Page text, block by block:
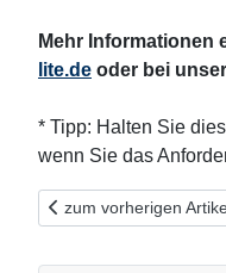
Mehr Informationen
lite.de oder bei
* Tipp: Halten Sie
wenn Sie das
Vorheriger Beitrag:
zum vorherigen